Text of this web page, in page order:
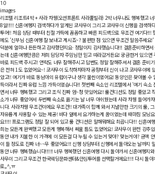
10
images
리조텔 리조트4박 + 사라 차웽(오션프론트 사라풀빌라) 2박너무나도 행복했고
8일!!!!! 신혼여행지 검색하다가 알게된 코사무이 그리고 코사무이 신행을 검색하
투어!! 처음 상담 때부터 친절 가득에 꼼꼼하고 빠른 피드백으로 무조건 여기다!!!
에도 '신부님 신혼여행 잘 보내고 계시죠~? 불편한 점 있으면 무조건 말씀주세요
덕분에 얼마나 든든하고 감사했던지요- 정말이지 감사했습니다!!! 결혼준비하면
는데 신혼여행만큼은 저희 담당자 주임님만 믿고 따라갔거든요! 궁금한거 있으면
바로 피드백 주시고! 연락도 너무 잘해주시고 답변도 정말 잘해주셔서 결혼 준비
은 전혀 1도 없었어요~! 코사무이 도착하자마자 공항부터 신이 나고 코사무이에
았고!! 여기가 바로 동남아의 유럽이구나 생각 물씬이였어요! 동양인은 찾아볼 수
득이라서 진짜 유럽 느낌 가득이였습니다!! 첫번째 숙소인 리조텔에서 '여기 숙소
면서 너무 행복했고 그리고 조식 진짜 엄~청 맛있어요!! 룸컨디션도 정말 좋았고
소가 너무 좋았어서 두번째 숙소로 옮기는 날 너무 아쉬웠는데 사라 차웽 들어가
니다. 사라차웽 무조건이에요 무조건!! 대가족이 함께 와서 지낼만한 크기의 룸,
자유롭게 사용할 수 있는 제공! 바다 앞에서 요가하는게 꿈이였는데 때마침 모닝
요!!!!! 프로그램도 정말 잘 되어 있고 룸 컨디션은 말해뭐해요 최곱니다!!! 신혼여
희는 모든게 완벽했고 모든게 행복해서 싸울 틈도 없었어요! 코사무이 완전 강추
동안 내가 지불한 이 가격에 이 모든걸 다 누릴 수 있는거 맞아? 맞는거야? 금액
이 들 정도로 진짜 너~~무 좋았어요!!! 신행 상담부터 신행에서 돌아오는 날까지
동안 너무 행복했습니다!!!!!! 너무 행복했던 신혼여행 다시 돌아가서 신혼여행지
사무이 그리고 무조건 한국웨딩문화센터&안심투어를 선택할거에요!!!!! 다시 돌
로,,^,ㅠ